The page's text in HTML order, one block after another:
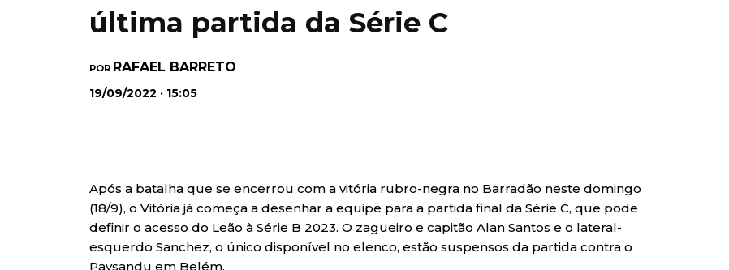
última partida da Série C
POR RAFAEL BARRETO
19/09/2022 · 15:05
Após a batalha que se encerrou com a vitória rubro-negra no Barradão neste domingo
(18/9), o Vitória já começa a desenhar a equipe para a partida final da Série C, que pode
definir o acesso do Leão à Série B 2023. O zagueiro e capitão Alan Santos e o lateral-
esquerdo Sanchez, o único disponível no elenco, estão suspensos da partida contra o
Paysandu em Belém.